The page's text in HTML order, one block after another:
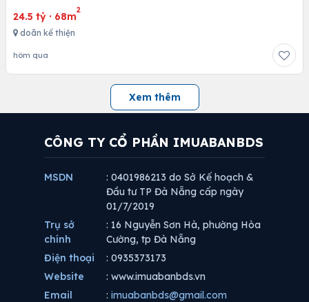
24.5 tỷ · 68m
2
doãn kế thiện
hôm qua
Xem thêm
CÔNG TY CỔ PHẦN IMUABANBDS
MSDN
: 0401986213 do Sở Kế hoạch &
Đầu tư TP Đà Nẵng cấp ngày
01/7/2019
Trụ sở
chính
: 16 Nguyễn Sơn Hà, phường Hòa
Cường, tp Đà Nẵng
Điện thoại
: 0935373173
Website
: www.imuabanbds.vn
Email
: imuabanbds@gmail.com